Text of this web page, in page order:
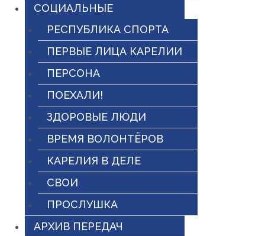
СОЦИАЛЬНЫЕ
РЕСПУБЛИКА СПОРТА
ПЕРВЫЕ ЛИЦА КАРЕЛИИ
ПЕРСОНА
ПОЕХАЛИ!
ЗДОРОВЫЕ ЛЮДИ
ВРЕМЯ ВОЛОНТЁРОВ
КАРЕЛИЯ В ДЕЛЕ
СВОИ
ПРОСЛУШКА
АРХИВ ПЕРЕДАЧ